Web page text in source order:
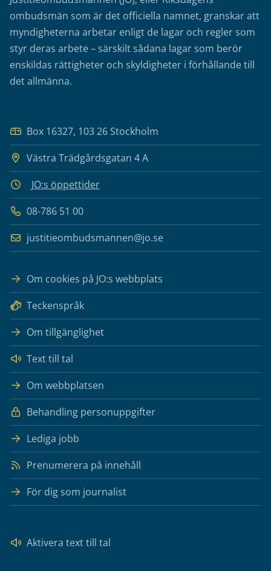
ombudsmän som är det officiella namnet, granskar att
myndigheterna arbetar enligt de lagar och regler som
styr deras arbete – särskilt sådana lagar som berör
enskildas rättigheter och skyldigheter i förhållande till
det allmänna.
Box 16327, 103 26 Stockholm
Västra Trädgårdsgatan 4 A
JO:s öppettider
08-786 51 00
justitieombudsmannen@jo.se
Om cookies på JO:s webbplats
Teckenspråk
Om tillgänglighet
Text till tal
Om webbplatsen
Behandling personuppgifter
Lediga jobb
Prenumerera på innehåll
För dig som journalist
Aktivera text till tal